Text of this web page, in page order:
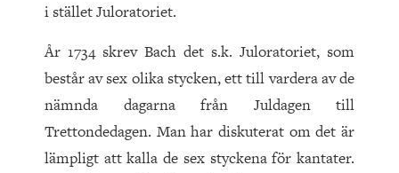
i stället Juloratoriet.
År 1734 skrev Bach det s.k. Juloratoriet, som
består av sex olika stycken, ett till vardera av de
nämnda dagarna från Juldagen till
Trettondedagen. Man har diskuterat om det är
lämpligt att kalla de sex styckena för kantater.